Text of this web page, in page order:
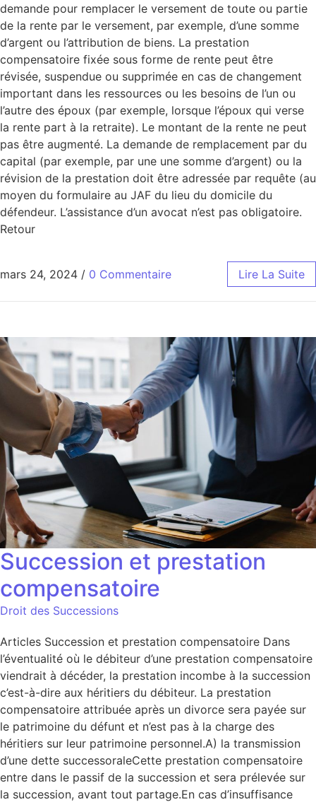
demande pour remplacer le versement de toute ou partie
de la rente par le versement, par exemple, d’une somme
d’argent ou l’attribution de biens. La prestation
compensatoire fixée sous forme de rente peut être
révisée, suspendue ou supprimée en cas de changement
important dans les ressources ou les besoins de l’un ou
l’autre des époux (par exemple, lorsque l’époux qui verse
la rente part à la retraite). Le montant de la rente ne peut
pas être augmenté. La demande de remplacement par du
capital (par exemple, par une une somme d’argent) ou la
révision de la prestation doit être adressée par requête (au
moyen du formulaire au JAF du lieu du domicile du
défendeur. L’assistance d’un avocat n’est pas obligatoire.
Retour
mars 24, 2024 / 0 Commentaire Lire La Suite
Succession et prestation
compensatoire
Droit des Successions
Articles Succession et prestation compensatoire Dans
l’éventualité où le débiteur d’une prestation compensatoire
viendrait à décéder, la prestation incombe à la succession
c’est-à-dire aux héritiers du débiteur. La prestation
compensatoire attribuée après un divorce sera payée sur
le patrimoine du défunt et n’est pas à la charge des
héritiers sur leur patrimoine personnel.A) la transmission
d’une dette successoraleCette prestation compensatoire
entre dans le passif de la succession et sera prélevée sur
la succession, avant tout partage.En cas d’insuffisance